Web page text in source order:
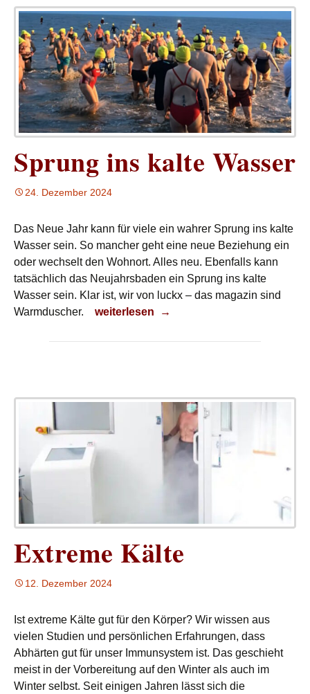
Sprung ins kalte Wasser
24. Dezember 2024
Das Neue Jahr kann für viele ein wahrer Sprung ins kalte
Wasser sein. So mancher geht eine neue Beziehung ein
oder wechselt den Wohnort. Alles neu. Ebenfalls kann
tatsächlich das Neujahrsbaden ein Sprung ins kalte
Wasser sein. Klar ist, wir von luckx – das magazin sind
Warmduscher.
Sprung ins kalte Wasser
weiterlesen →
Extreme Kälte
12. Dezember 2024
Ist extreme Kälte gut für den Körper? Wir wissen aus
vielen Studien und persönlichen Erfahrungen, dass
Abhärten gut für unser Immunsystem ist. Das geschieht
meist in der Vorbereitung auf den Winter als auch im
Winter selbst. Seit einigen Jahren lässt sich die